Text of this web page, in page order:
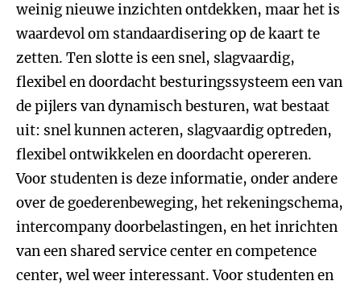
weinig nieuwe inzichten ontdekken, maar het is
waardevol om standaardisering op de kaart te
zetten. Ten slotte is een snel, slagvaardig,
flexibel en doordacht besturingssysteem een van
de pijlers van dynamisch besturen, wat bestaat
uit: snel kunnen acteren, slagvaardig optreden,
flexibel ontwikkelen en doordacht opereren.
Voor studenten is deze informatie, onder andere
over de goederenbeweging, het rekeningschema,
intercompany doorbelastingen, en het inrichten
van een shared service center en competence
center, wel weer interessant. Voor studenten en